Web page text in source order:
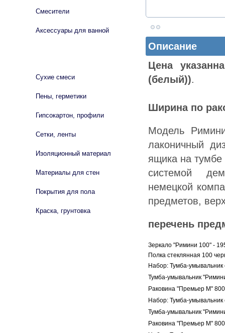
Описание
Цена
(белый)).
Ширина по
Модель
лаконичный
ящика на
системой
немецкой
предметов,
перечень
Зеркало "Римини 100" -
Полка стеклянная 100
Набор: Тумба-
Тумба-умывальник
Раковина "Премьер М"
Набор: Тумба-
Тумба-умывальник
Раковина "Премьер М"
Смесители
Аксессуары для ванной
Сухие смеси
Пены, герметики
Гипсокартон, профили
Сетки, ленты
Изоляционный материал
Материалы для стен
Покрытия для пола
Краска, грунтовка